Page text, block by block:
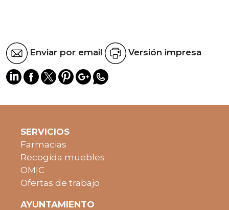
Enviar por email Versión impresa
SERVICIOS
Farmacias
Recogida muebles
OMIC
Ofertas de trabajo
AYUNTAMIENTO